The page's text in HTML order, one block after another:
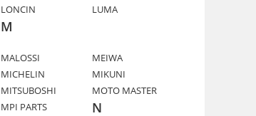
LONCIN
LUMA
M
MALOSSI
MEIWA
MICHELIN
MIKUNI
MITSUBOSHI
MOTO MASTER
MPI PARTS
N